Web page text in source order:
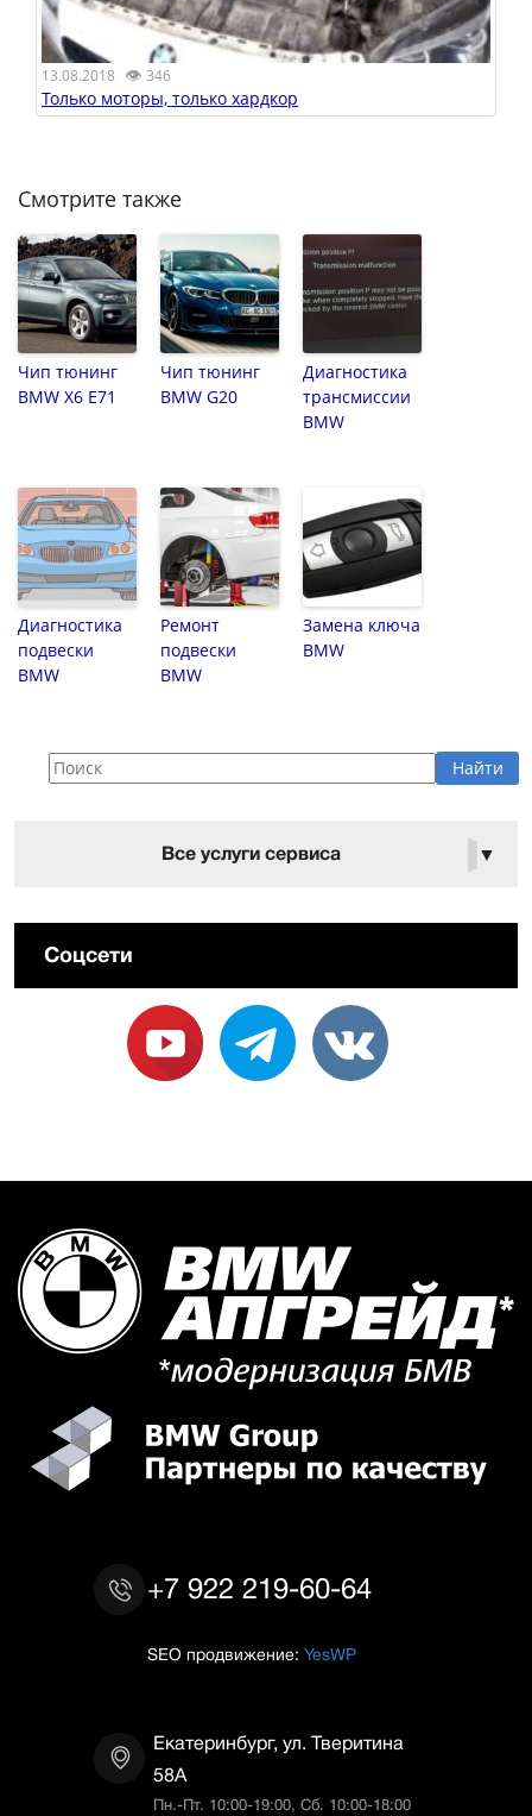
13.08.2018 👁 346
Только моторы, только хардкор
Смотрите также
Чип тюнинг
BMW X6 E71
Чип тюнинг
BMW G20
Диагностика
трансмиссии
BMW
Диагностика
подвески
BMW
Ремонт
подвески
BMW
Замена ключа
BMW
Все услуги сервиса ▼
Соцсети
+7 922 219-60-64
SEO продвижение: YesWP
Екатеринбург, ул. Тверитина
58А
Пн.-Пт. 10:00-19:00, Сб. 10:00-18:00